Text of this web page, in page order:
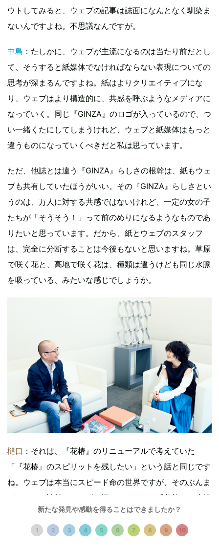
ウトしてみると、ウェブの記事は誌面になんとなく馴染ま
ないんですよね。不思議なんですが。
中島 ：たしかに、ウェブが主流になるのは当たり前だとし
て、そうすると紙媒体でなければならない表現についての
思考が深まるんですよね。紙はよりクリエイティブにな
り、ウェブはより構造的に、共感を呼ぶようなメディアに
なっていく。同じ『GINZA』のロゴが入っているので、つ
い一緒くたにしてしまうけれど、ウェブと紙媒体はもっと
違うものになっていくべきだと私は思っています。
ただ、他誌とは違う『GINZA』らしさの根幹は、紙もウェ
ブも共有していたほうがいい。その『GINZA』らしさとい
うのは、万人に対する共感ではないけれど、一定の女の子
たちが「そうそう！」って前のめりになるようなものであ
りたいと思っています。だから、紙とウェブのスタッフ
は、完全に分断することは今後もないと思いますね。草原
で咲く花と、高地で咲く花は、種類は違うけども同じ水脈
を吸っている、みたいな感じでしょうか。
樋口 ：それは、『花椿』のリニューアルで考えていた
「『花椿』のスピリットを残したい」という話と同じです
ね。ウェブは本当にスピード命の世界ですが、そのぶんま
がいものの情報もいっぱい混じっている。『花椿』は速報
性では他のメディアは太刀打ちできないけれど、そういう
環境のなかで「『花椿』だったら信用してもいいな」と思
新たな発見や感動を得ることはできましたか？
1 2 3 4 5 6 7 8 9 10